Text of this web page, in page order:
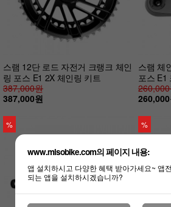
스램 12단 로드 자전거 크랭크 체인
링 포스 E1 2X 체인링 키트
387,000원
387,000원
스램 체
포스 E1
% %
www.misobike.com의 페이지 내용:
앱 설치하시고 다양한 혜택 받아가세요~ 앱
되는 앱을 설치하시겠습니까?